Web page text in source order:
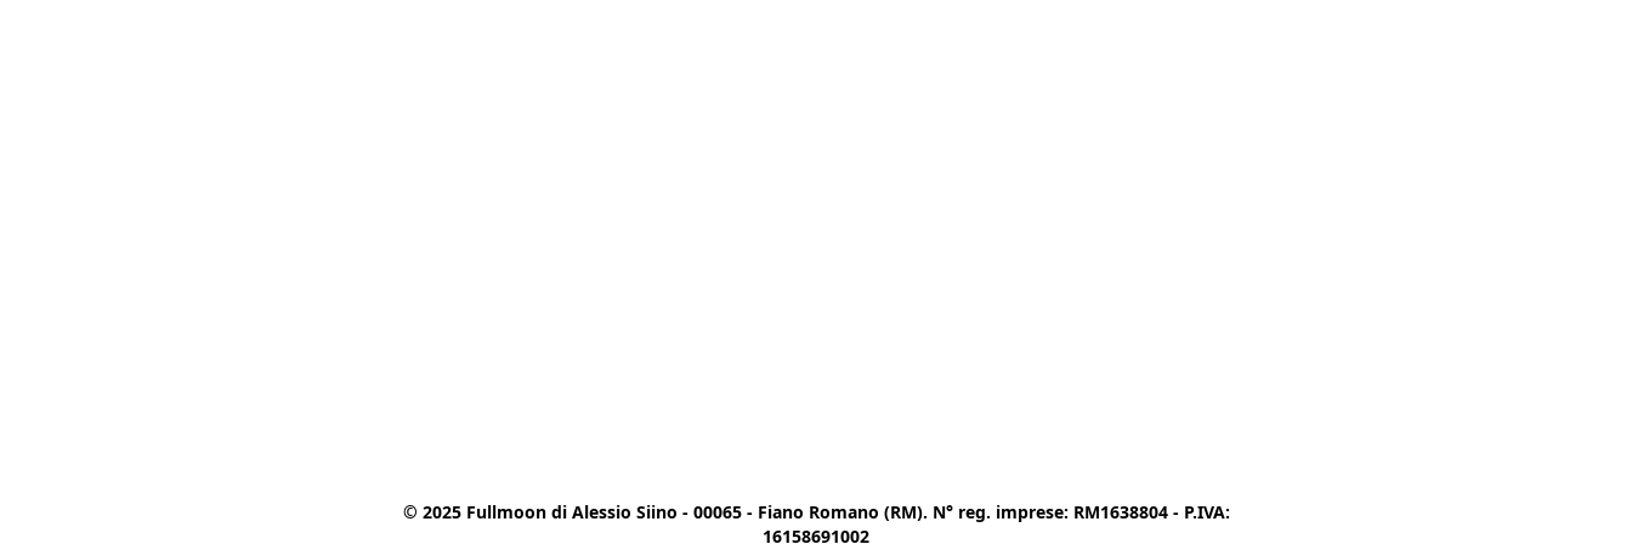
© 2025 Fullmoon di Alessio Siino - 00065 - Fiano Romano (RM). N° reg. imprese: RM1638804 - P.IVA:
16158691002